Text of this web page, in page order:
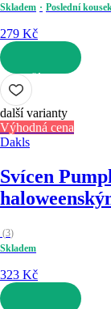
Skladem Poslední kousek
279 Kč
DO KOŠÍKU
další varianty
Výhodná cena
Dakls
Svícen
(3)
Skladem
323 Kč